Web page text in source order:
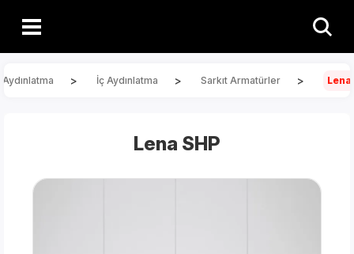
Aydınlatma > İç Aydınlatma > Sarkıt Armatürler > Lena
Lena SHP